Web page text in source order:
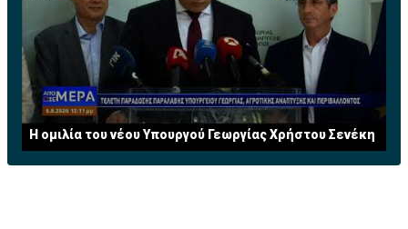
Η ομιλία του νέου Υπουργού Γεωργίας Χρήστου Σενέκη